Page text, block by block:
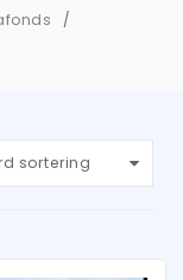
/
sortering